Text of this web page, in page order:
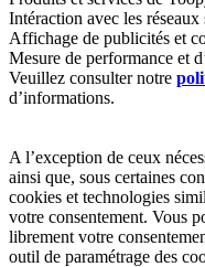
Intéraction avec les
Affichage de publicités et
Mesure de performance et
Veuillez consulter notre
d’informations.
A l’exception de ceux
ainsi que, sous certaines
cookies et technologies
votre consentement. Vous
librement votre
outil de paramétrage des